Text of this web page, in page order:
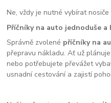
Ne, vždy je nutné vybírat
Příčníky na auto jednoduše a
Správně zvolené příčníky na
přepravu nákladu. Ať už
nebo potřebujete převážet
usnadní cestování a zajistí